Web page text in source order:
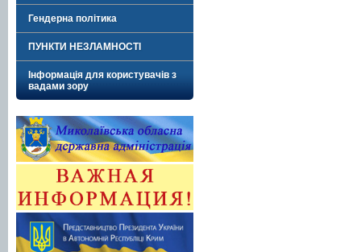
Гендерна політика
ПУНКТИ НЕЗЛАМНОСТІ
Інформація для користувачів з
вадами зору